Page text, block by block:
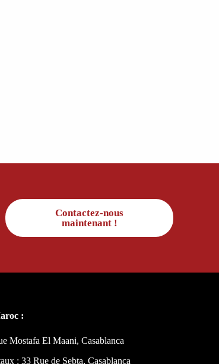
Contactez-nous
maintenant !
:
Mostafa El Maani, Casablanca
: 33 Rue de Sebta, Casablanca